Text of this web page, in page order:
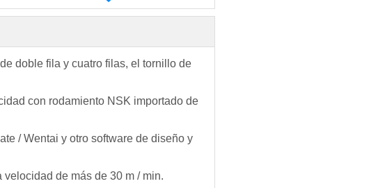
doble fila y cuatro filas, el tornillo de
con rodamiento NSK importado de
/ Wentai y otro software de diseño y
de más de 30 m / min.